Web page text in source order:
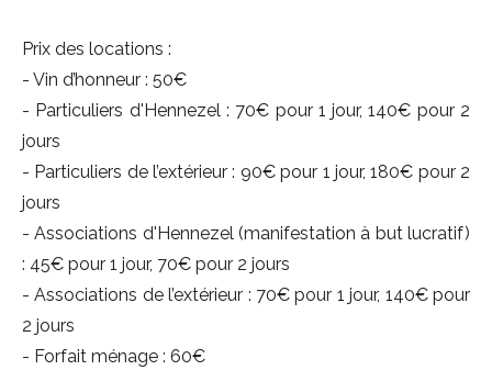
Prix des locations :
- Vin d’honneur : 50€
- Particuliers d'Hennezel : 70€ pour 1 jour, 140€ pour 2
jours
- Particuliers de l’extérieur : 90€ pour 1 jour, 180€ pour 2
jours
- Associations d'Hennezel (manifestation à but lucratif)
: 45€ pour 1 jour, 70€ pour 2 jours
- Associations de l’extérieur : 70€ pour 1 jour, 140€ pour
2 jours
- Forfait ménage : 60€